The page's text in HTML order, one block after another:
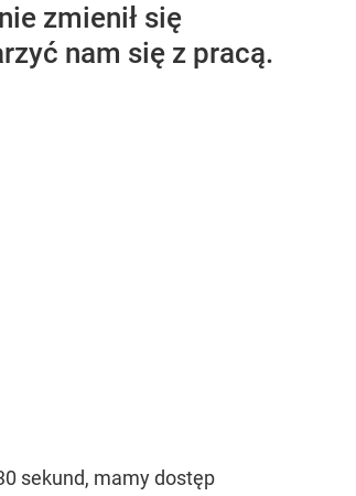
zmienił się
nam się z pracą.
sekund, mamy dostęp